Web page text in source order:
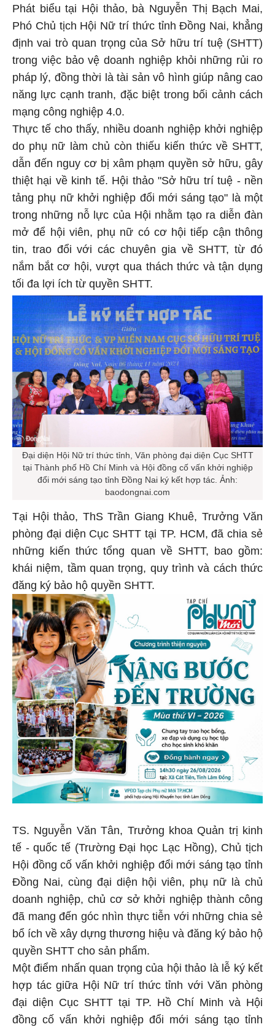
Phát biểu tại Hội thảo, bà Nguyễn Thị Bạch Mai,
Phó Chủ tịch Hội Nữ trí thức tỉnh Đồng Nai, khẳng
định vai trò quan trọng của Sở hữu trí tuệ (SHTT)
trong việc bảo vệ doanh nghiệp khỏi những rủi ro
pháp lý, đồng thời là tài sản vô hình giúp nâng cao
năng lực cạnh tranh, đặc biệt trong bối cảnh cách
mạng công nghiệp 4.0.
Thực tế cho thấy, nhiều doanh nghiệp khởi nghiệp
do phụ nữ làm chủ còn thiếu kiến thức về SHTT,
dẫn đến nguy cơ bị xâm phạm quyền sở hữu, gây
thiệt hại về kinh tế. Hội thảo "Sở hữu trí tuệ - nền
tảng phụ nữ khởi nghiệp đổi mới sáng tạo" là một
trong những nỗ lực của Hội nhằm tạo ra diễn đàn
mở để hội viên, phụ nữ có cơ hội tiếp cận thông
tin, trao đổi với các chuyên gia về SHTT, từ đó
nắm bắt cơ hội, vượt qua thách thức và tận dụng
tối đa lợi ích từ quyền SHTT.
Đại diện Hội Nữ trí thức tỉnh, Văn phòng đại diện Cục SHTT
tại Thành phố Hồ Chí Minh và Hội đồng cố vấn khởi nghiệp
đổi mới sáng tạo tỉnh Đồng Nai ký kết hợp tác. Ảnh:
baodongnai.com
Tại Hội thảo, ThS Trần Giang Khuê, Trưởng Văn
phòng đại diện Cục SHTT tại TP. HCM, đã chia sẻ
những kiến thức tổng quan về SHTT, bao gồm:
khái niệm, tầm quan trọng, quy trình và cách thức
đăng ký bảo hộ quyền SHTT.
TS. Nguyễn Văn Tân, Trưởng khoa Quản trị kinh
tế - quốc tế (Trường Đại học Lạc Hồng), Chủ tịch
Hội đồng cố vấn khởi nghiệp đổi mới sáng tạo tỉnh
Đồng Nai, cùng đại diện hội viên, phụ nữ là chủ
doanh nghiệp, chủ cơ sở khởi nghiệp thành công
đã mang đến góc nhìn thực tiễn với những chia sẻ
bổ ích về xây dựng thương hiệu và đăng ký bảo hộ
quyền SHTT cho sản phẩm.
Một điểm nhấn quan trọng của hội thảo là lễ ký kết
hợp tác giữa Hội Nữ trí thức tỉnh với Văn phòng
đại diện Cục SHTT tại TP. Hồ Chí Minh và Hội
đồng cố vấn khởi nghiệp đổi mới sáng tạo tỉnh